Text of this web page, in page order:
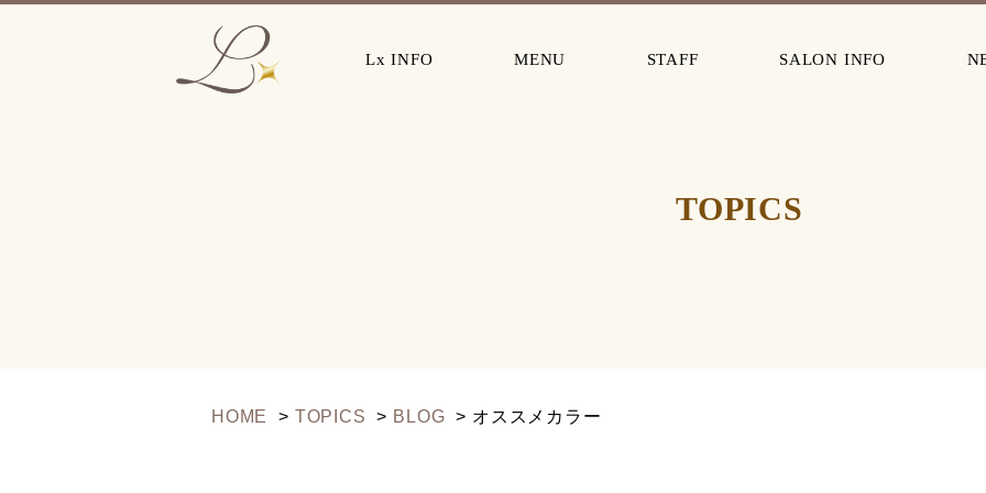
Lx INFO MENU STAFF SALON INFO
TOPICS
HOME TOPICS BLOG オススメカラー